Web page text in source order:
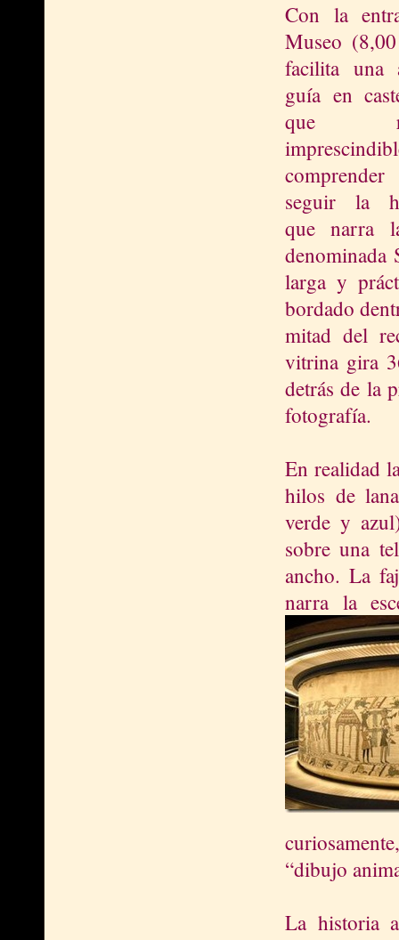
Con la
Museo
facilita una
guía en
que
seguir la
que narra
denominada
larga y
bordado
mitad del
vitrina gira
detrás de la
fotografía.
En realidad
hilos de
verde y
sobre una
ancho. La
narra la
“dibujo
La historia